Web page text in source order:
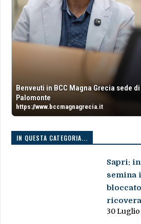
Benveuti in BCC Magna Grecia sede di
Palomonte
https://www.bccmagnagrecia.it
IN QUESTA CATEGORIA...
Sapri:
semina
30 Luglio